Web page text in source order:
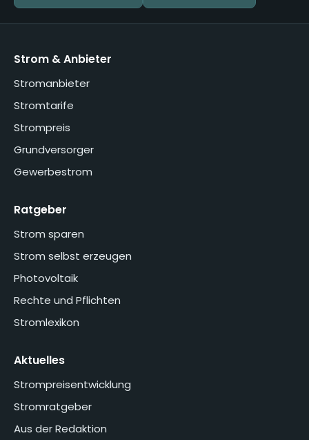
Strom & Anbieter
Stromanbieter
Stromtarife
Strompreis
Grundversorger
Gewerbestrom
Ratgeber
Strom sparen
Strom selbst erzeugen
Photovoltaik
Rechte und Pflichten
Stromlexikon
Aktuelles
Strompreisentwicklung
Stromratgeber
Aus der Redaktion